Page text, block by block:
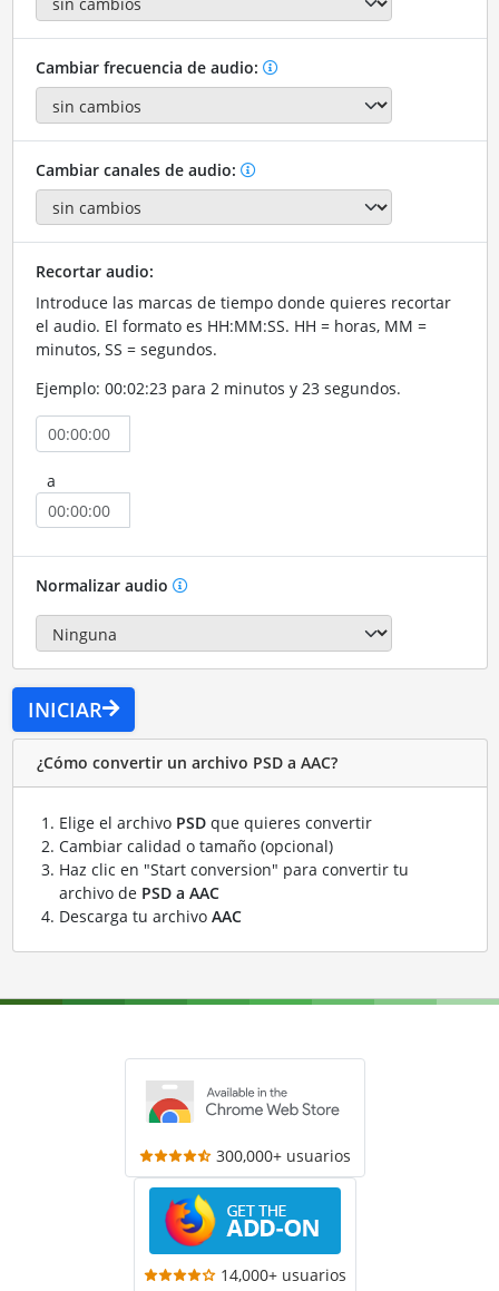
Cambiar frecuencia de audio:
Cambiar canales de audio:
Recortar audio:
Introduce las marcas de tiempo donde quieres recortar
el audio. El formato es HH:MM:SS. HH = horas, MM =
minutos, SS = segundos.
Ejemplo: 00:02:23 para 2 minutos y 23 segundos.
a
Normalizar audio
INICIAR
¿Cómo convertir un archivo PSD a AAC?
Elige el archivo PSDque quieres convertir
Cambiar calidad o tamaño (opcional)
Haz clic en "Start conversion" para convertir tu
archivo de PSD a AAC
Descarga tu archivo AAC
300,000+ usuarios
14,000+ usuarios